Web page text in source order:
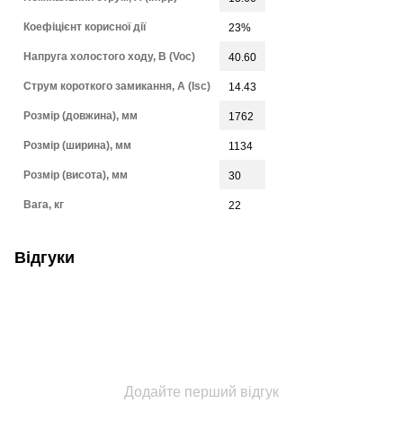
Коефіцієнт корисної дії 23%
Напруга холостого ходу, В (Voc) 40.60
Струм короткого замикання, A (Isc) 14.43
Розмір (довжина), мм 1762
Розмір (ширина), мм 1134
Розмір (висота), мм 30
Вага, кг 22
Відгуки
Додайте перший відгук